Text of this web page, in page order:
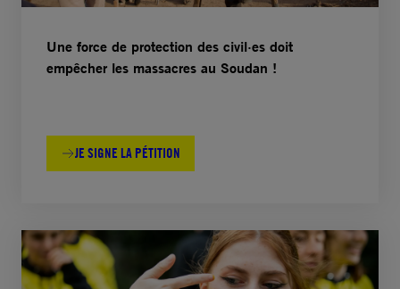
Une force de protection des civil·es doit
empêcher les massacres au Soudan !
JE SIGNE LA PÉTITION